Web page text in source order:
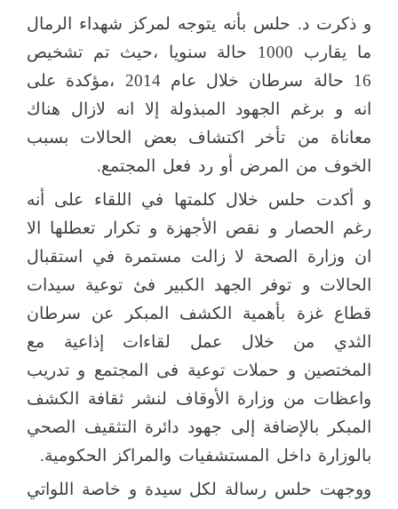
و ذكرت د. حلس بأنه يتوجه لمركز شهداء الرمال
ما يقارب 1000 حالة سنويا ،حيث تم تشخيص
16 حالة سرطان خلال عام 2014 ،مؤكدة على
انه و برغم الجهود المبذولة إلا انه لازال هناك
معاناة من تأخر اكتشاف بعض الحالات بسبب
الخوف من المرض أو رد فعل المجتمع.
و أكدت حلس خلال كلمتها في اللقاء على أنه
رغم الحصار و نقص الأجهزة و تكرار تعطلها الا
ان وزارة الصحة لا زالت مستمرة في استقبال
الحالات و توفر الجهد الكبير فئ توعية سيدات
قطاع غزة بأهمية الكشف المبكر عن سرطان
الثدي من خلال عمل لقاءات إذاعية مع
المختصين و حملات توعية فى المجتمع و تدريب
واعظات من وزارة الأوقاف لنشر ثقافة الكشف
المبكر بالإضافة إلى جهود دائرة التثقيف الصحي
بالوزارة داخل المستشفيات والمراكز الحكومية.
ووجهت حلس رسالة لكل سيدة و خاصة اللواتي